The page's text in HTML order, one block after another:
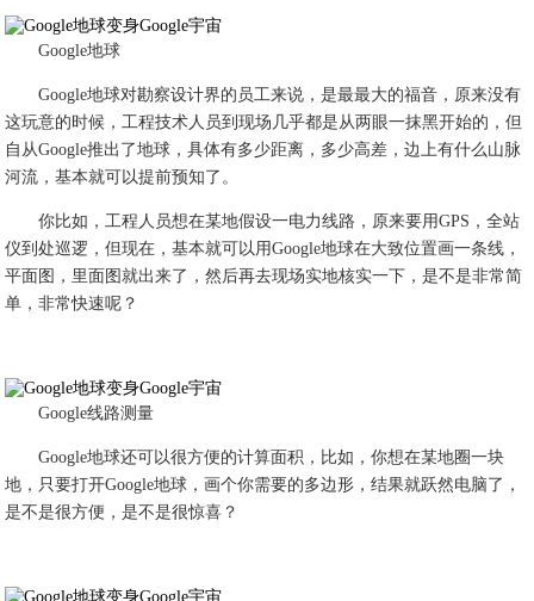
Google地球
Google地球对勘察设计界的员工来说，是最最大的福音，原来没有
这玩意的时候，工程技术人员到现场几乎都是从两眼一抹黑开始的，但
自从Google推出了地球，具体有多少距离，多少高差，边上有什么山脉
河流，基本就可以提前预知了。
你比如，工程人员想在某地假设一电力线路，原来要用GPS，全站
仪到处巡逻，但现在，基本就可以用Google地球在大致位置画一条线，
平面图，里面图就出来了，然后再去现场实地核实一下，是不是非常简
单，非常快速呢？
Google线路测量
Google地球还可以很方便的计算面积，比如，你想在某地圈一块
地，只要打开Google地球，画个你需要的多边形，结果就跃然电脑了，
是不是很方便，是不是很惊喜？